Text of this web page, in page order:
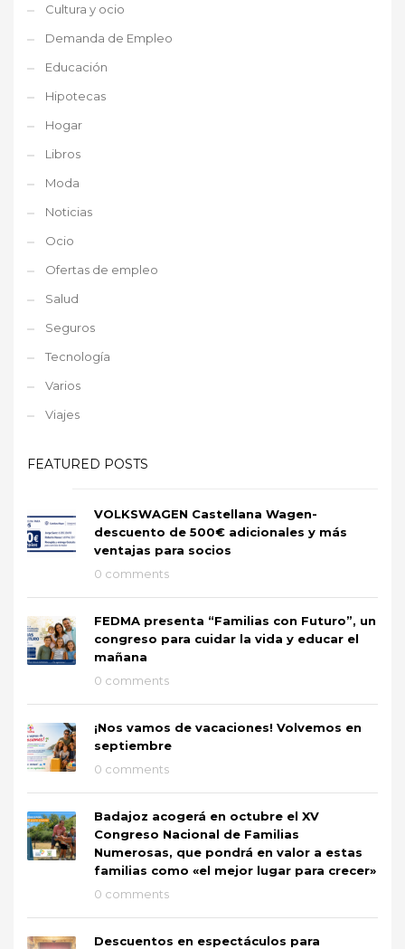
Cultura y ocio
Demanda de Empleo
Educación
Hipotecas
Hogar
Libros
Moda
Noticias
Ocio
Ofertas de empleo
Salud
Seguros
Tecnología
Varios
Viajes
FEATURED POSTS
VOLKSWAGEN Castellana Wagen-
descuento de 500€ adicionales y más
ventajas para socios
0 comments
FEDMA presenta “Familias con Futuro”, un
congreso para cuidar la vida y educar el
mañana
0 comments
¡Nos vamos de vacaciones! Volvemos en
septiembre
0 comments
Badajoz acogerá en octubre el XV
Congreso Nacional de Familias
Numerosas, que pondrá en valor a estas
familias como «el mejor lugar para crecer»
0 comments
Descuentos en espectáculos para